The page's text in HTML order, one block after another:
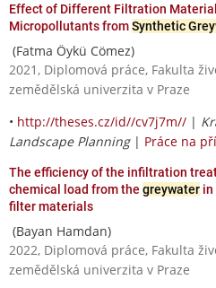
Effect of Different Filtration
Micropollutants fromSynthetic
(Fatma Öykü Cömez)
2021, Diplomová práce, Fakulta
zemědělská univerzita v Praze
• http://theses.cz/id//cv7j7m// |
Landscape Planning| Práce na
The efficiency of the infiltration
chemical load from the greywater in
filter materials
(Bayan Hamdan)
2022, Diplomová práce, Fakulta
zemědělská univerzita v Praze